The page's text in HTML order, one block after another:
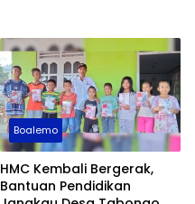
Boalemo
HMC Kembali Bergerak,
Bantuan Pendidikan